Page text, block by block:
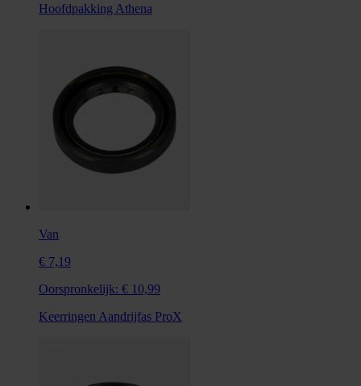
Hoofdpakking Athena
Van
€ 7,19
Oorspronkelijk: € 10,99
Keerringen Aandrijfas ProX